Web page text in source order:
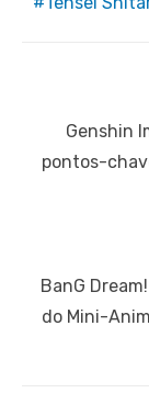
Post
Previous
post:
Genshin
pontos-
Next
post:
BanG
do Mini-